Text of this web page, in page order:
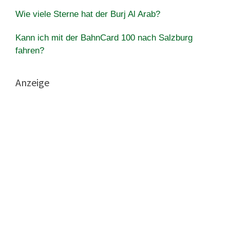
Wie viele Sterne hat der Burj Al Arab?
Kann ich mit der BahnCard 100 nach Salzburg
fahren?
Anzeige